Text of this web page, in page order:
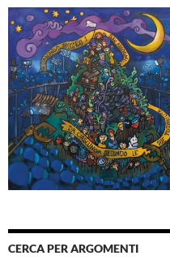
CERCA PER ARGOMENTI